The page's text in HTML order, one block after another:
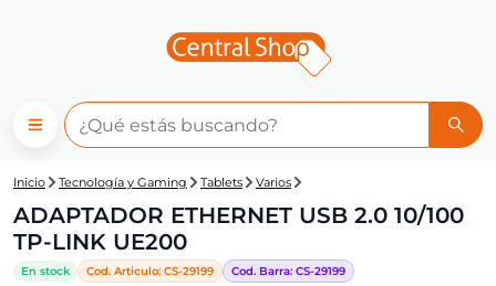
Central Shop: ADAPTADOR
Inicio Tecnología y Gaming Tablets Varios
ADAPTADOR ETHERNET USB 2.0 10/100
TP-LINK UE200
En stock Cod. Articulo: CS-29199 Cod. Barra: CS-29199